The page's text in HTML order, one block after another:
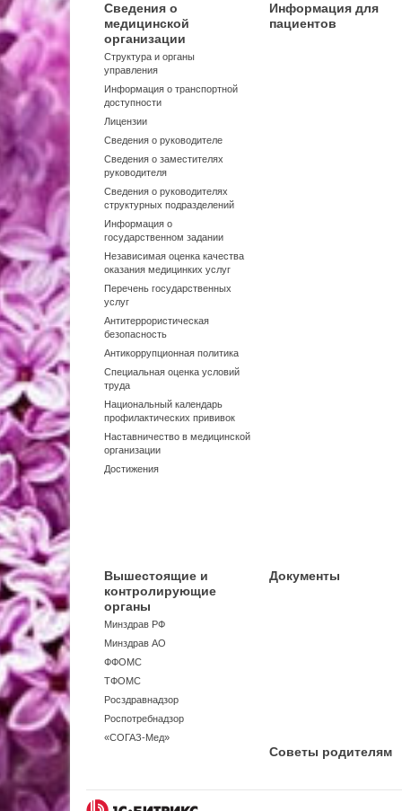
Сведения о
медицинской
организации
Структура и органы
управления
Информация о транспортной
доступности
Лицензии
Сведения о руководителе
Сведения о заместителях
руководителя
Сведения о руководителях
структурных подразделений
Информация о
государственном задании
Независимая оценка качества
оказания медицинких услуг
Перечень государственных
услуг
Антитеррористическая
безопасность
Антикоррупционная политика
Специальная оценка условий
труда
Национальный календарь
профилактических прививок
Наставничество в медицинской
организации
Достижения
Информация для
пациентов
Вышестоящие и
контролирующие
органы
Минздрав РФ
Минздрав АО
ФФОМС
ТФОМС
Росздравнадзор
Роспотребнадзор
«СОГАЗ-Мед»
Документы
Советы родителям